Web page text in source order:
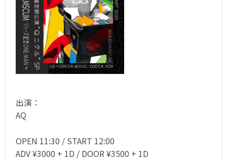
出演：
AQ
OPEN 11:30 / START 12:00
ADV ¥3000 + 1D / DOOR ¥3500 + 1D